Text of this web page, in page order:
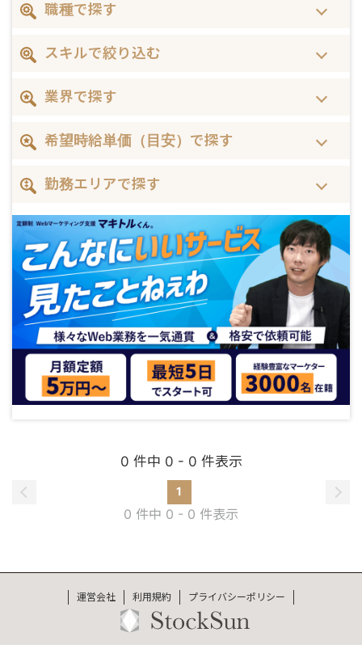
職種で探す
スキルで絞り込む
業界で探す
希望時給単価（目安）で探す
勤務エリアで探す
0 件中 0 - 0 件表示
1
0 件中 0 - 0 件表示
運営会社 利用規約 プライバシーポリシー